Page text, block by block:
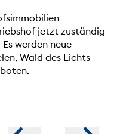
jetzt zuständig
werden neue
Wald des Lichts